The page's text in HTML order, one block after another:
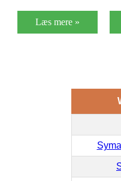
Læs mere »